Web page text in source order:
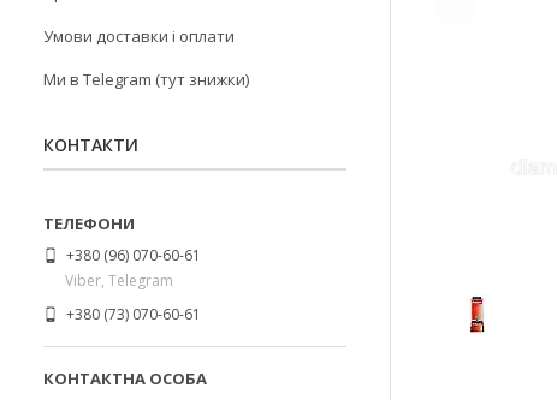
Умови доставки і оплати
Ми в Telegram (тут знижки)
КОНТАКТИ
+380 (96) 070-60-61
Viber, Telegram
+380 (73) 070-60-61